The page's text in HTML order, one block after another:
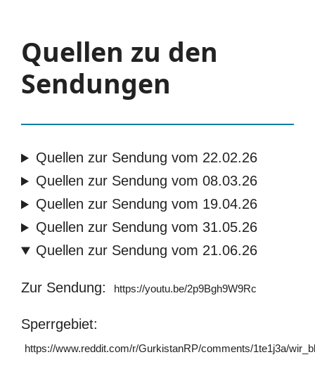
Quellen zu den
Sendungen
Quellen zur Sendung vom 22.02.26
Quellen zur Sendung vom 08.03.26
Quellen zur Sendung vom 19.04.26
Quellen zur Sendung vom 31.05.26
Quellen zur Sendung vom 21.06.26
Zur Sendung: https://youtu.be/2p9Bgh9W9Rc
Sperrgebiet:
https://www.reddit.com/r/GurkistanRP/comments/1te1j3a/